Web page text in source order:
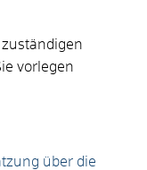
vorlegen
über die